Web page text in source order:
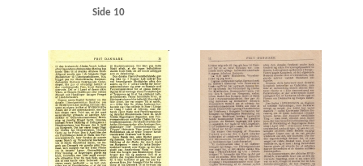
Side 10